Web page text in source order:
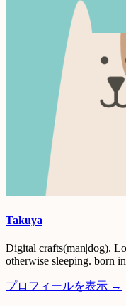
Takuya
Digital crafts(man|dog).
otherwise sleeping. born
プロフィールを表示 →